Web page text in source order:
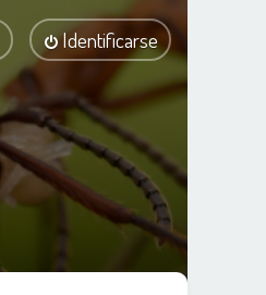
Identificarse